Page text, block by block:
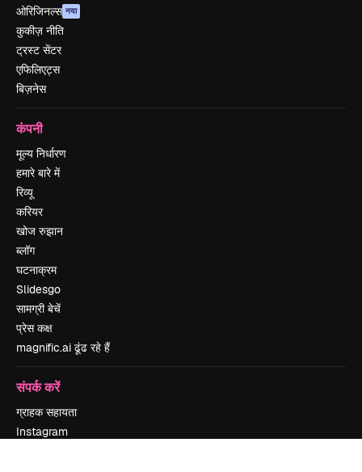
ओरिजिनल्स नया
कुकीज़ नीति
ट्रस्ट सेंटर
एफिलिएट्स
बिज़नेस
कंपनी
मूल्य निर्धारण
हमारे बारे में
रिव्यू
करियर
खोज रुझान
ब्लॉग
घटनाक्रम
Slidesgo
सामग्री बेचें
प्रेस कक्ष
magnific.ai ढूंढ रहे हैं
संपर्क करें
ग्राहक सहायता
Instagram